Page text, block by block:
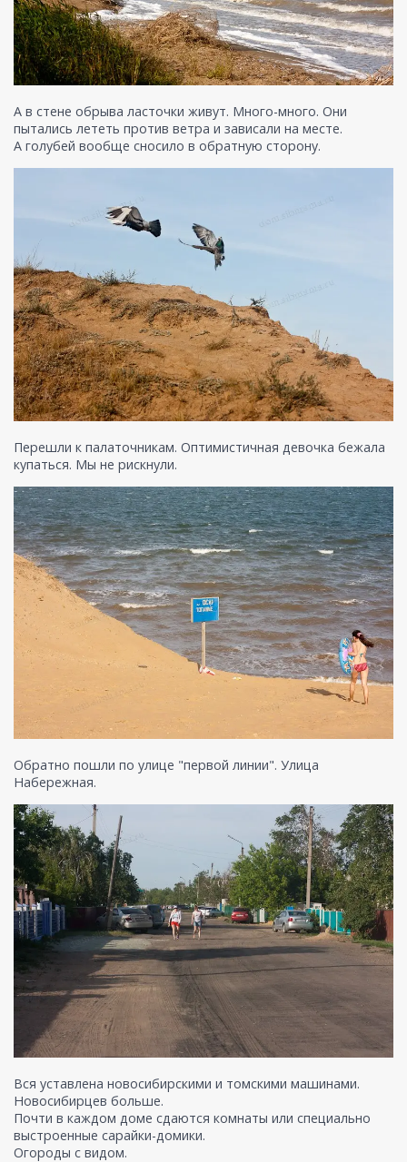
А в стене обрыва ласточки живут. Много-много. Они
пытались лететь против ветра и зависали на месте.
А голубей вообще сносило в обратную сторону.
Перешли к палаточникам. Оптимистичная девочка бежала
купаться. Мы не рискнули.
Обратно пошли по улице "первой линии". Улица
Набережная.
Вся уставлена новосибирскими и томскими машинами.
Новосибирцев больше.
Почти в каждом доме сдаются комнаты или специально
выстроенные сарайки-домики.
Огороды с видом.